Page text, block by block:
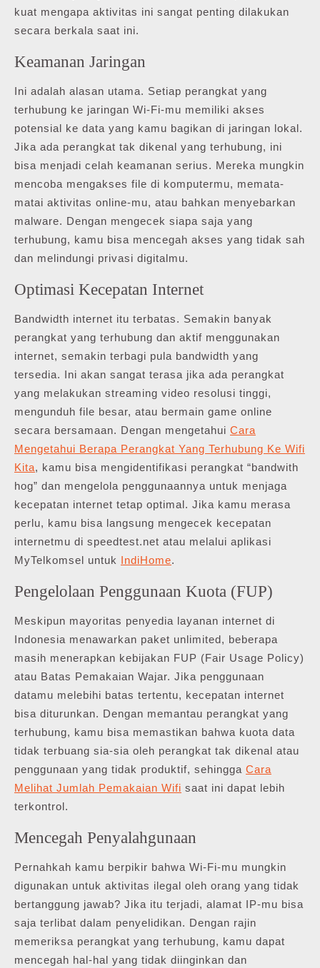
kuat mengapa aktivitas ini sangat penting dilakukan
secara berkala saat ini.
Keamanan Jaringan
Ini adalah alasan utama. Setiap perangkat yang
terhubung ke jaringan Wi-Fi-mu memiliki akses
potensial ke data yang kamu bagikan di jaringan lokal.
Jika ada perangkat tak dikenal yang terhubung, ini
bisa menjadi celah keamanan serius. Mereka mungkin
mencoba mengakses file di komputermu, memata-
matai aktivitas online-mu, atau bahkan menyebarkan
malware. Dengan mengecek siapa saja yang
terhubung, kamu bisa mencegah akses yang tidak sah
dan melindungi privasi digitalmu.
Optimasi Kecepatan Internet
Bandwidth internet itu terbatas. Semakin banyak
perangkat yang terhubung dan aktif menggunakan
internet, semakin terbagi pula bandwidth yang
tersedia. Ini akan sangat terasa jika ada perangkat
yang melakukan streaming video resolusi tinggi,
mengunduh file besar, atau bermain game online
secara bersamaan. Dengan mengetahui Cara
Mengetahui Berapa Perangkat Yang Terhubung Ke Wifi
Kita, kamu bisa mengidentifikasi perangkat “bandwith
hog” dan mengelola penggunaannya untuk menjaga
kecepatan internet tetap optimal. Jika kamu merasa
perlu, kamu bisa langsung mengecek kecepatan
internetmu di speedtest.net atau melalui aplikasi
MyTelkomsel untuk IndiHome.
Pengelolaan Penggunaan Kuota (FUP)
Meskipun mayoritas penyedia layanan internet di
Indonesia menawarkan paket unlimited, beberapa
masih menerapkan kebijakan FUP (Fair Usage Policy)
atau Batas Pemakaian Wajar. Jika penggunaan
datamu melebihi batas tertentu, kecepatan internet
bisa diturunkan. Dengan memantau perangkat yang
terhubung, kamu bisa memastikan bahwa kuota data
tidak terbuang sia-sia oleh perangkat tak dikenal atau
penggunaan yang tidak produktif, sehingga Cara
Melihat Jumlah Pemakaian Wifi saat ini dapat lebih
terkontrol.
Mencegah Penyalahgunaan
Pernahkah kamu berpikir bahwa Wi-Fi-mu mungkin
digunakan untuk aktivitas ilegal oleh orang yang tidak
bertanggung jawab? Jika itu terjadi, alamat IP-mu bisa
saja terlibat dalam penyelidikan. Dengan rajin
memeriksa perangkat yang terhubung, kamu dapat
mencegah hal-hal yang tidak diinginkan dan